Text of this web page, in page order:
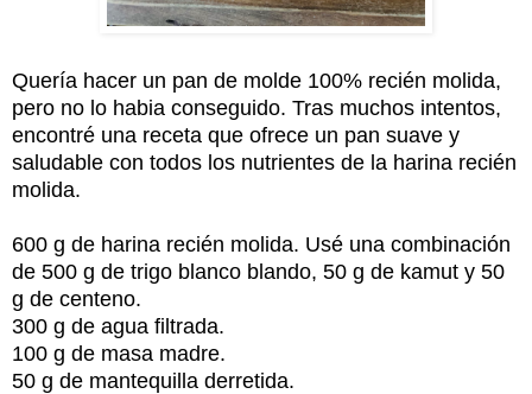
Quería hacer un pan de molde 100% recién molida,
pero no lo habia conseguido. Tras muchos intentos,
encontré una receta que ofrece un pan suave y
saludable con todos los nutrientes de la harina recién
molida.
600 g de harina recién molida. Usé una combinación
de 500 g de trigo blanco blando, 50 g de kamut y 50
g de centeno.
300 g de agua filtrada.
100 g de masa madre.
50 g de mantequilla derretida.